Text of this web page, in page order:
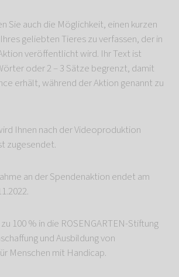
Sie auch die Möglichkeit, einen kurzen
geliebten Tieres zu verfassen, der in
veröffentlicht wird. Ihr Text ist
oder 2 – 3 Sätze begrenzt, damit
erhält, während der Aktion genannt zu
Ihnen nach der Videoproduktion
zugesendet.
an der Spendenaktion endet am
100 % in die ROSENGARTEN-Stiftung
und Ausbildung von
Menschen mit Handicap.